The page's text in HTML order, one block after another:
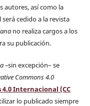
autores, así como la
cedido a la revista
no realiza cargos a los
su publicación.
–sin excepción– se
Commons 4.0
Internacional (CC
lo publicado siempre